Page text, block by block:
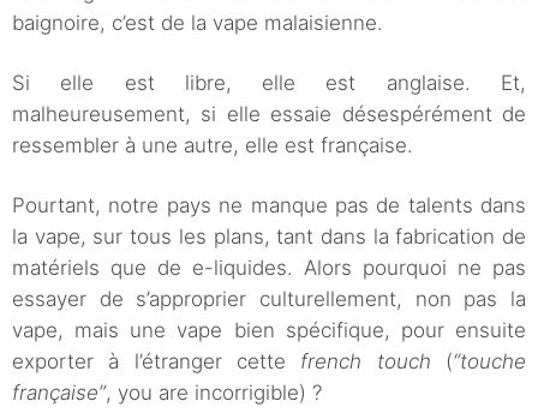
baignoire, c’est de la vape malaisienne.
Si elle est libre, elle est anglaise. Et,
malheureusement, si elle essaie désespérément de
ressembler à une autre, elle est française.
Pourtant, notre pays ne manque pas de talents dans
la vape, sur tous les plans, tant dans la fabrication de
matériels que de e-liquides. Alors pourquoi ne pas
essayer de s’approprier culturellement, non pas la
vape, mais une vape bien spécifique, pour ensuite
exporter à l’étranger cette french touch (“touche
française”, you are incorrigible) ?